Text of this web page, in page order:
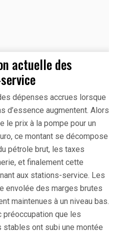
actuelle des
dépenses accrues lorsque
d’essence augmentent. Alors
le prix à la pompe pour un
ce montant se décompose
pétrole brut, les taxes
et finalement cette
aux stations-service. Les
envolée des marges brutes
maintenues à un niveau bas.
préoccupation que les
stables ont subi une montée